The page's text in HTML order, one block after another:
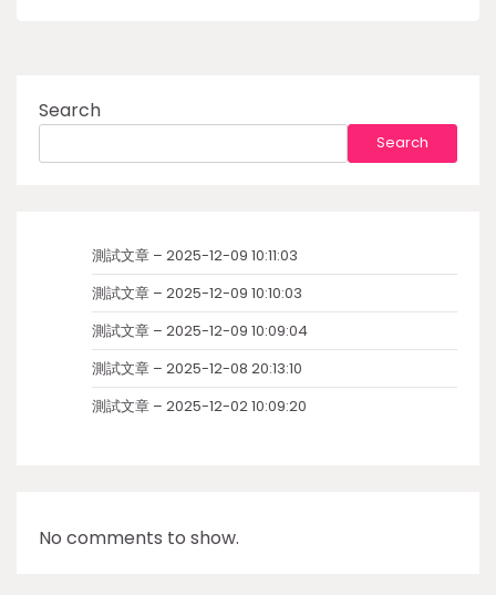
Search
Search
測試文章 – 2025-12-09 10:11:03
測試文章 – 2025-12-09 10:10:03
測試文章 – 2025-12-09 10:09:04
測試文章 – 2025-12-08 20:13:10
測試文章 – 2025-12-02 10:09:20
No comments to show.